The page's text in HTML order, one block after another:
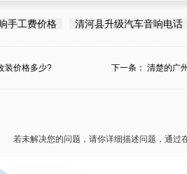
手工费价格 清河县升级汽车音响电话
装价格多少? 下一条： 清楚的广
若未解决您的问题，请你详细描述问题，通过